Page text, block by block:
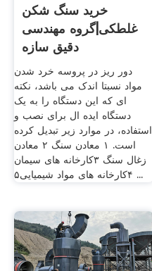
خرید سنگ شکن
غلطکی|گروه مهندسی
دقیق سازه
دور ریز در پروسه خرد شدن
مواد نسبتا اندک می باشد، نکته
ای که این دستگاه را به یک
دستگاه ایده ال برای نصب و
استفاده، در موارد زیر تبدیل کرده
است. ۱ معادن سنگ ۲ معادن
زغال سنگ ۳کارخانه های سیمان
۴کارخانه های مواد شیمیایی۵ ...